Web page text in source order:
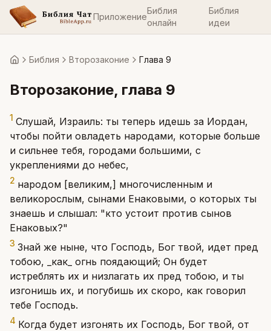
Приложение
Библия
онлайн
Библия
идеи
ГлавнаяБиблия Второзаконие Глава 9
Второзаконие, глава 9
1 Слушай, Израиль: ты теперь идешь за Иордан,
чтобы пойти овладеть народами, которые больше
и сильнее тебя, городами большими, с
укреплениями до небес,
2 народом [великим,] многочисленным и
великорослым, сынами Енаковыми, о которых ты
знаешь и слышал: "кто устоит против сынов
Енаковых?"
3 Знай же ныне, что Господь, Бог твой, идет пред
тобою, _как_ огнь поядающий; Он будет
истреблять их и низлагать их пред тобою, и ты
изгонишь их, и погубишь их скоро, как говорил
тебе Господь.
4 Когда будет изгонять их Господь, Бог твой, от